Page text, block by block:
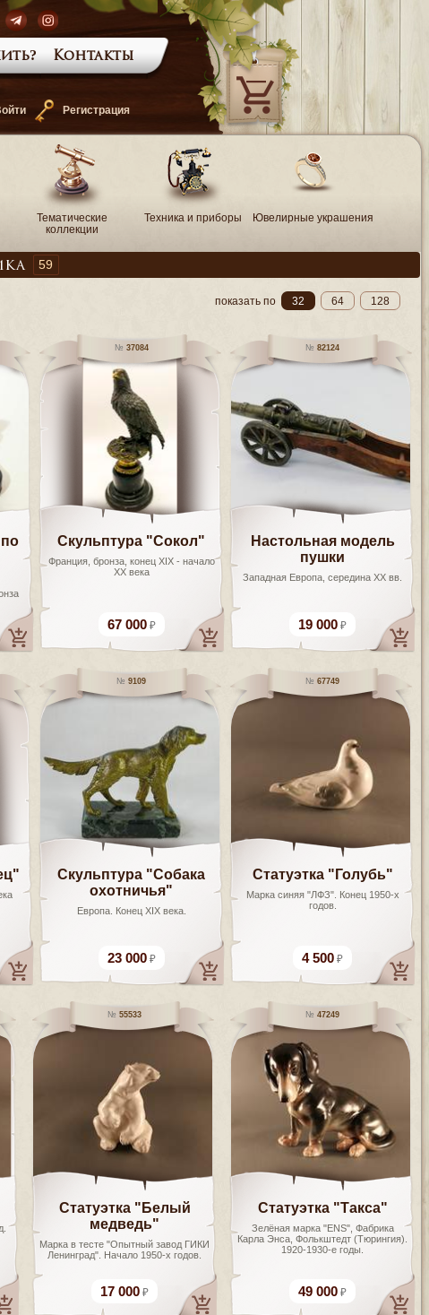
Регистрация
Контакты
—
Тематические
коллекции
Техника и приборы Ювелирные украшения
59
показать по 32 64 128
37084
Скульптура "Сокол"
Франция, бронза, конец XIX - начало
XX века
67 000
82124
Настольная модель
пушки
Западная Европа, середина XX вв.
19 000
9109
Скульптура "Собака
охотничья"
Европа. Конец XIX века.
23 000
67749
Статуэтка "Голубь"
Марка синяя "ЛФЗ". Конец 1950-х
годов.
4 500
55533
Статуэтка "Белый
медведь"
Марка в тесте "Опытный завод ГИКИ
Ленинград". Начало 1950-х годов.
17 000
47249
Статуэтка "Такса"
Зелёная марка "ENS", Фабрика
Карла Энса, Фолькштедт (Тюрингия).
1920-1930-е годы.
49 000